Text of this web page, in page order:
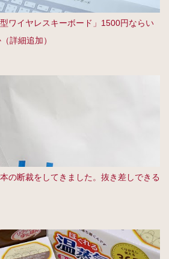
ワイヤレスキーボード」1500円ならい
詳細追加）
の断裁をしてきました。抜き差しできる